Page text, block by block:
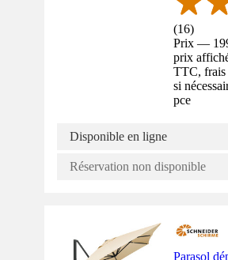
(16)
Prix —
prix
TTC, frais
si
pce
Disponible en ligne
Réservation non disponible
Parasol